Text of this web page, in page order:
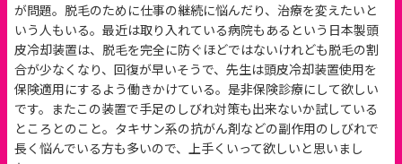
が問題。脱毛のために仕事の継続に悩んだり、治療を変えたいと
いう人もいる。最近は取り入れている病院もあるという日本製頭
皮冷却装置は、脱毛を完全に防ぐほどではないけれども脱毛の割
合が少なくなり、回復が早いそうで、先生は頭皮冷却装置使用を
保険適用にするよう働きかけている。是非保険診療にして欲しい
です。またこの装置で手足のしびれ対策も出来ないか試している
ところとのこと。タキサン系の抗がん剤などの副作用のしびれで
長く悩んでいる方も多いので、上手くいって欲しいと思いまし